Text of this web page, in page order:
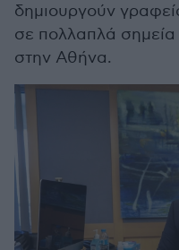
δημιουργούν
σε πολλαπλά
στην Αθήνα.